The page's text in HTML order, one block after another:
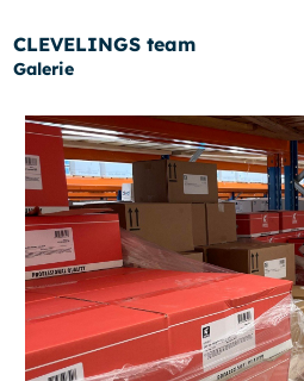
CLEVELINGS team
Galerie